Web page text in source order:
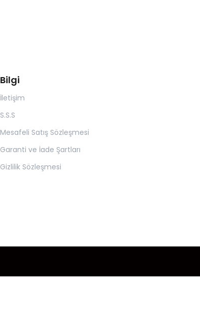
Bilgi
İletişim
S.S.S
Mesafeli Satış Sözleşmesi
Garanti ve İade Şartları
Gizlilik Sözleşmesi